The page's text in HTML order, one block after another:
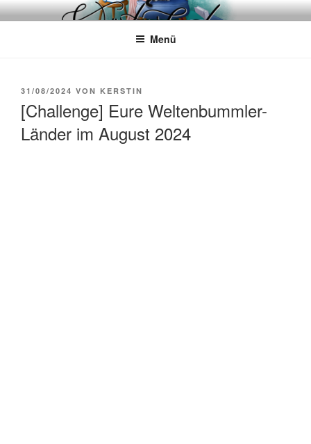
Zum
InhaltWÖRTERKATZE
Von Büchern erzählen
Menü
VERÖFFENTLICHT
31/08/2024 VON KERSTIN
[Challenge] Eure Weltenbummler-
Länder im August 2024